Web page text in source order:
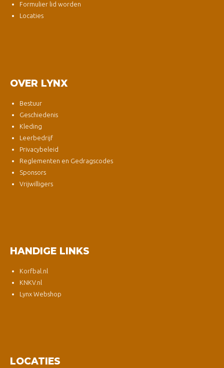
Formulier lid worden
Locaties
OVER LYNX
Bestuur
Geschiedenis
Kleding
Leerbedrijf
Privacybeleid
Reglementen en Gedragscodes
Sponsors
Vrijwilligers
HANDIGE LINKS
Korfbal.nl
KNKV.nl
Lynx Webshop
LOCATIES